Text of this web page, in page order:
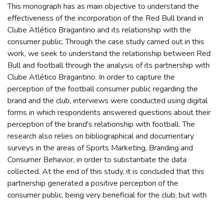
This monograph has as main objective to understand the
effectiveness of the incorporation of the Red Bull brand in
Clube Atlético Bragantino and its relationship with the
consumer public. Through the case study carried out in this
work, we seek to understand the relationship between Red
Bull and football through the analysis of its partnership with
Clube Atlético Bragantino. In order to capture the
perception of the football consumer public regarding the
brand and the club, interviews were conducted using digital
forms in which respondents answered questions about their
perception of the brand's relationship with football. The
research also relies on bibliographical and documentary
surveys in the areas of Sports Marketing, Branding and
Consumer Behavior, in order to substantiate the data
collected. At the end of this study, it is concluded that this
partnership generated a positive perception of the
consumer public, being very beneficial for the club, but with